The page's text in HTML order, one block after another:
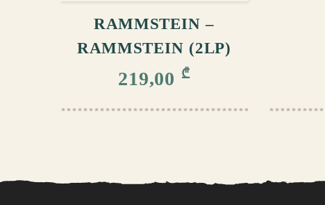
RAMMSTEIN –
RAMMSTEIN (2LP)
219,00 ₾